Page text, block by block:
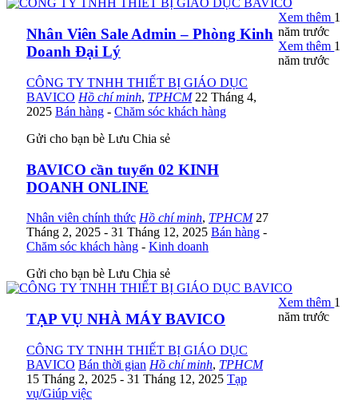
Nhân Viên Sale Admin – Phòng Kinh
Doanh Đại Lý
CÔNG TY TNHH THIẾT BỊ GIÁO DỤC
BAVICO Hồ chí minh, TPHCM 22 Tháng 4,
2025 Bán hàng - Chăm sóc khách hàng
Gửi cho bạn bè Lưu Chia sẻ
Xem thêm 1
năm trước
BAVICO cần tuyển 02 KINH
DOANH ONLINE
Nhân viên chính thức Hồ chí minh, TPHCM 27
Tháng 2, 2025 - 31 Tháng 12, 2025 Bán hàng -
Chăm sóc khách hàng - Kinh doanh
Gửi cho bạn bè Lưu Chia sẻ
Xem thêm 1
năm trước
TẠP VỤ NHÀ MÁY BAVICO
CÔNG TY TNHH THIẾT BỊ GIÁO DỤC
BAVICO Bán thời gian Hồ chí minh, TPHCM
15 Tháng 2, 2025 - 31 Tháng 12, 2025 Tạp
vụ/Giúp việc
Xem thêm 1
năm trước